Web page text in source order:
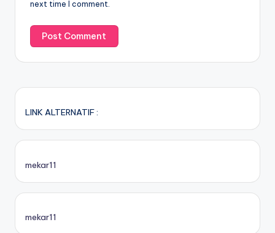
next time I comment.
LINK ALTERNATIF :
mekar11
mekar11